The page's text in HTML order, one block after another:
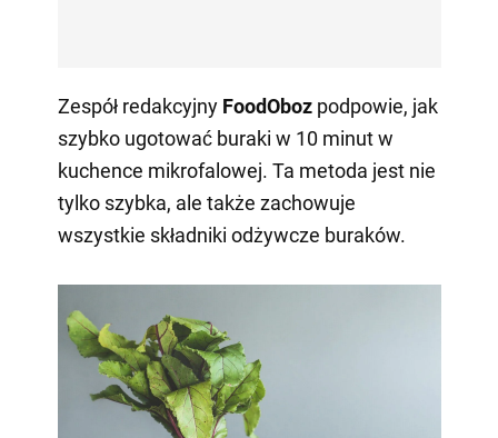
Zespół redakcyjny FoodOboz podpowie, jak
szybko ugotować buraki w 10 minut w
kuchence mikrofalowej. Ta metoda jest nie
tylko szybka, ale także zachowuje
wszystkie składniki odżywcze buraków.